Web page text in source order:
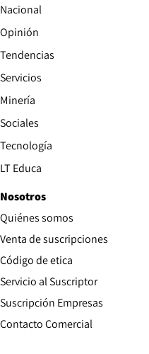
Nacional
Opinión
Tendencias
Servicios
Minería
Sociales
Tecnología
LT Educa
Nosotros
Quiénes somos
Venta de suscripciones
Código de etica Opens in new
Servicio al Suscriptor
Suscripción Empresas
Contacto ComercialOpens in